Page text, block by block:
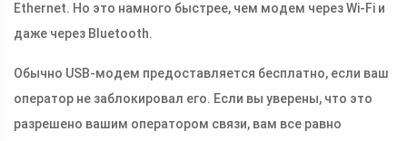
Ethernet. Но это намного быстрее, чем модем через Wi-Fi и
даже через Bluetooth.
Обычно USB-модем предоставляется бесплатно, если ваш
оператор не заблокировал его. Если вы уверены, что это
разрешено вашим оператором связи, вам все равно